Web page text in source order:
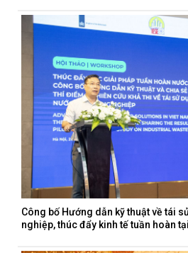
Công bố Hướng dẫn kỹ thuật về tái
nghiệp, thúc đẩy kinh tế tuần hoàn